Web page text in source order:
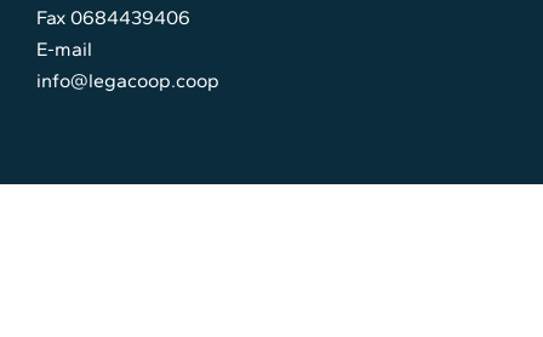
Fax 0684439406
E-mail
info@legacoop.coop